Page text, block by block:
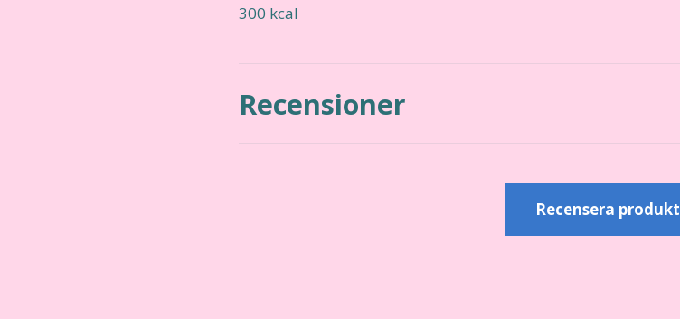
300 kcal
Recensioner
Recensera produkt